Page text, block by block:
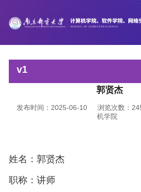
v1
郭贤杰
发布时间：2025-06-10 浏览次数：
机学院
姓名：郭贤杰
职称：讲师